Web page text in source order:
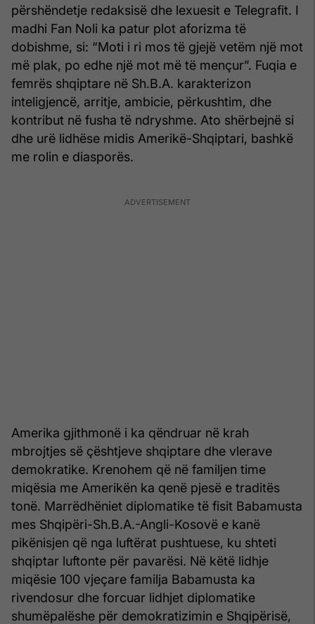
përshëndetje redaksisë dhe lexuesit e Telegrafit. I
madhi Fan Noli ka patur plot aforizma të
dobishme, si: “Moti i ri mos të gjejë vetëm një mot
më plak, po edhe një mot më të mençur”. Fuqia e
femrës shqiptare në Sh.B.A. karakterizon
inteligjencë, arritje, ambicie, përkushtim, dhe
kontribut në fusha të ndryshme. Ato shërbejnë si
dhe urë lidhëse midis Amerikë-Shqiptari, bashkë
me rolin e diasporës.
Amerika gjithmonë i ka qëndruar në krah
mbrojtjes së çështjeve shqiptare dhe vlerave
demokratike. Krenohem që në familjen time
miqësia me Amerikën ka qenë pjesë e traditës
tonë. Marrëdhëniet diplomatike të fisit Babamusta
mes Shqipëri-Sh.B.A.-Angli-Kosovë e kanë
pikënisjen që nga luftërat pushtuese, ku shteti
shqiptar luftonte për pavarësi. Në këtë lidhje
miqësie 100 vjeçare familja Babamusta ka
rivendosur dhe forcuar lidhjet diplomatike
shumëpalëshe për demokratizimin e Shqipërisë,